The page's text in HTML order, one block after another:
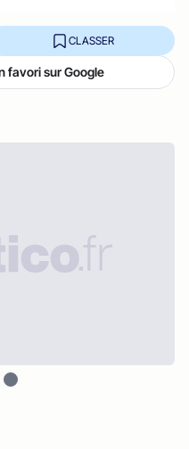
CLASSER
favori sur Google